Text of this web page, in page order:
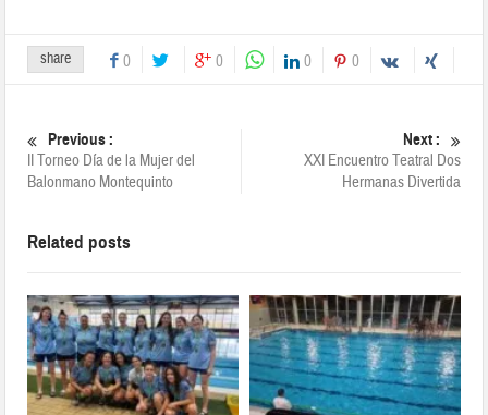
share 0 0 0 0
Previous :
II Torneo Día de la Mujer del
Balonmano Montequinto
Next :
XXI Encuentro Teatral Dos
Hermanas Divertida
Related posts